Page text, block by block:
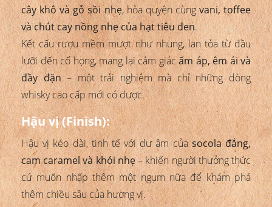
cây khô và gỗ sồi nhẹ, hòa quyện cùngvani, toffee
và chút cay nồng nhẹ của hạt tiêu đen.
Kết cấu rượu mềm mượt như nhung, lan tỏa từ đầu
lưỡi đến cổ họng, mang lại cảm giácấm áp, êm ái và
đầy đặn– một trải nghiệm mà chỉ những dòng
whisky cao cấp mới có được.
Hậu vị (Finish):
Hậu vị kéo dài, tinh tế với dư âm củasocola đắng,
cam caramel và khói nhẹ– khiến người thưởng thức
cứ muốn nhấp thêm một ngụm nữa để khám phá
thêm chiều sâu của hương vị.